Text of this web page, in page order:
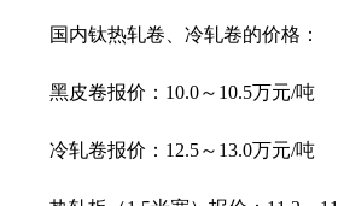
国内钛热轧卷、冷轧卷的价格：
黑皮卷报价：10.0～10.5万元/吨
冷轧卷报价：12.5～13.0万元/吨